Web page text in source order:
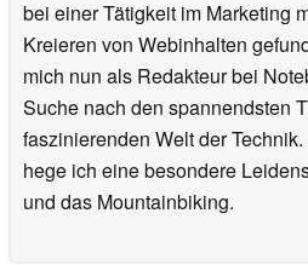
bei einer Tätigkeit im Marketing
Kreieren von Webinhalten
mich nun als Redakteur bei
Suche nach den spannendsten
faszinierenden Welt der
hege ich eine besondere
und das Mountainbiking.